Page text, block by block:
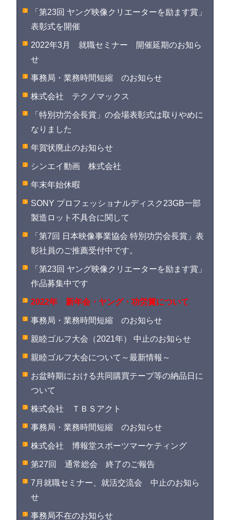
「第23回 ヤング映像クリエーターを励ます賞」
表彰式を開催
2022年3月 就職セミナー 開催延期のお知ら
せ
事務局・業務時間短縮 のお知らせ
株式会社 テクノマックス
「特別功労会長賞」の会場表彰式は取りやめに
なりました
年賀状廃止のお知らせ
シンエイ動画 株式会社
年末年始休暇
SONY プロフェッショナルディスク23GB一部
製造ロット不具合に関して
「第7回 日本映像事業協会 特別功労会長賞」表
彰社員のご推薦受付中です。
「第23回 ヤング映像クリエーターを励ます賞」
作品募集中です
2022年 新年会・ヤング・功労賞について
事務局・業務時間短縮 のお知らせ
親睦ゴルフ大会（2021年） 中止のお知らせ
親睦ゴルフ大会について～最新情報～
お盆時期における共同購買テープ等の納品日に
ついて
株式会社 ＴＢＳアクト
事務局・業務時間短縮 のお知らせ
株式会社 博報堂スポーツマーケティング
第27回 通常総会 終了のご報告
7月就職セミナー、就活交流会 中止のお知ら
せ
事務局不在のお知らせ